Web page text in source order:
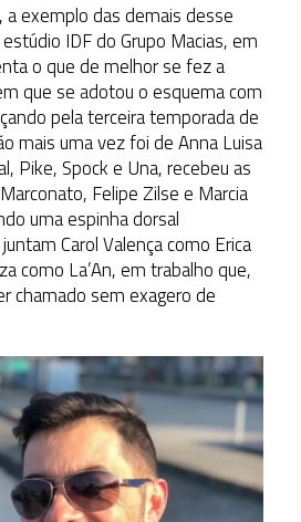
a exemplo das demais desse
IDF do Grupo Macias, em
o que de melhor se fez a
que se adotou o esquema com
pela terceira temporada de
mais uma vez foi de Anna Luisa
Pike, Spock e Una, recebeu as
Felipe Zilse e Marcia
uma espinha dorsal
Carol Valença como Erica
como La’An, em trabalho que,
chamado sem exagero de